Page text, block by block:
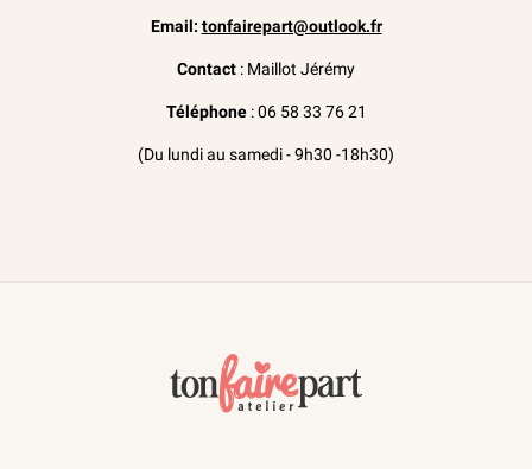
Email: tonfairepart@outlook.fr
Contact : Maillot Jérémy
Téléphone: 06 58 33 76 21
(Du lundi au samedi - 9h30 -18h30)